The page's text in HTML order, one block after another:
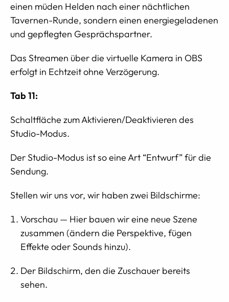
einen müden Helden nach einer nächtlichen
Tavernen-Runde, sondern einen energiegeladenen
und gepflegten Gesprächspartner.
Das Streamen über die virtuelle Kamera in OBS
erfolgt in Echtzeit ohne Verzögerung.
Tab 11:
Schaltfläche zum Aktivieren/Deaktivieren des
Studio-Modus.
Der Studio-Modus ist so eine Art “Entwurf” für die
Sendung.
Stellen wir uns vor, wir haben zwei Bildschirme:
Vorschau — Hier bauen wir eine neue Szene
zusammen (ändern die Perspektive, fügen
Effekte oder Sounds hinzu).
Der Bildschirm, den die Zuschauer bereits
sehen.